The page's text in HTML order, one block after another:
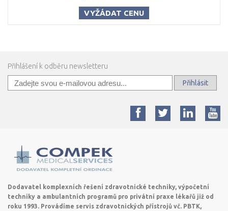
VYŽÁDAT CENU
Přihlášení k odběru newsletteru
Přihlásit
Dodavatel komplexních řešení zdravotnické techniky, výpočetní
techniky a ambulantních programů pro privátní praxe lékařů již od
roku 1993. Provádíme servis zdravotnických přístrojů vč. PBTK,